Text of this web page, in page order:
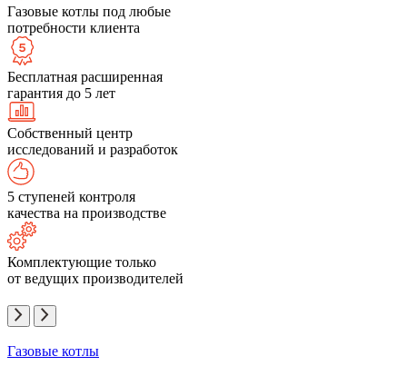
Газовые котлы под любые
потребности клиента
Бесплатная расширенная
гарантия до 5 лет
Собственный центр
исследований и разработок
5 ступеней контроля
качества на производстве
Комплектующие только
от ведущих производителей
Газовые котлы